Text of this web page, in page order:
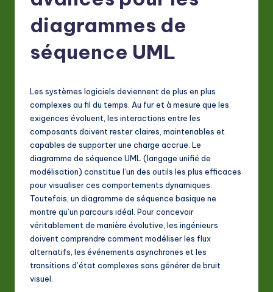
L
in
A
diagrammes de
séquence UML
Les systèmes logiciels deviennent de plus en plus
complexes au fil du temps. Au fur et à mesure que les
exigences évoluent, les interactions entre les
composants doivent rester claires, maintenables et
capables de supporter une charge accrue. Le
diagramme de séquence UML (langage unifié de
modélisation) constitue l’un des outils les plus efficaces
pour visualiser ces comportements dynamiques.
Toutefois, un diagramme de séquence basique ne
montre qu’un parcours idéal. Pour concevoir
véritablement de manière évolutive, les ingénieurs
doivent comprendre comment modéliser les flux
alternatifs, les événements asynchrones et les
transitions d’état complexes sans générer de bruit
visuel.